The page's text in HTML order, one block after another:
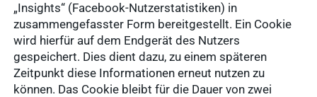
„Insights“ (Facebook-Nutzerstatistiken) in
zusammengefasster Form bereitgestellt. Ein Cookie
wird hierfür auf dem Endgerät des Nutzers
gespeichert. Dies dient dazu, zu einem späteren
Zeitpunkt diese Informationen erneut nutzen zu
können. Das Cookie bleibt für die Dauer von zwei